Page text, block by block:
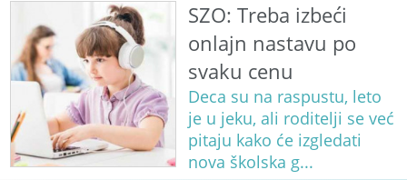
SZO: Treba izbeći
onlajn nastavu po
svaku cenu
Deca su na raspustu, leto
je u jeku, ali roditelji se već
pitaju kako će izgledati
nova školska g...